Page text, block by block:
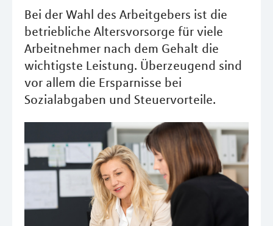
Bei der Wahl des Arbeitgebers ist die
betriebliche Altersvorsorge für viele
Arbeitnehmer nach dem Gehalt die
wichtigste Leistung. Überzeugend sind
vor allem die Ersparnisse bei
Sozialabgaben und Steuervorteile.